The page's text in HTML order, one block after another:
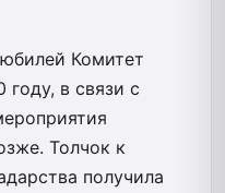
Комитет
году, в связи с
Толчок к
получила